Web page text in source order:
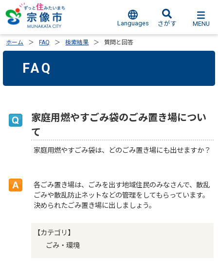
Languages さがす MENU
ホーム FAQ 検索結果 質問と回答
FAQ
家庭用燃やすごみ袋のごみ置き場につい
て
家庭用燃やすごみ袋は、どのごみ置き場にも出せますか？
各ごみ置き場は、ごみを出す地域住民のみなさんで、散乱
ごみや散乱防止ネットなどの管理をしてもらっています。
決められたごみ置き場に出しましょう。
【カテゴリ】
ごみ・環境